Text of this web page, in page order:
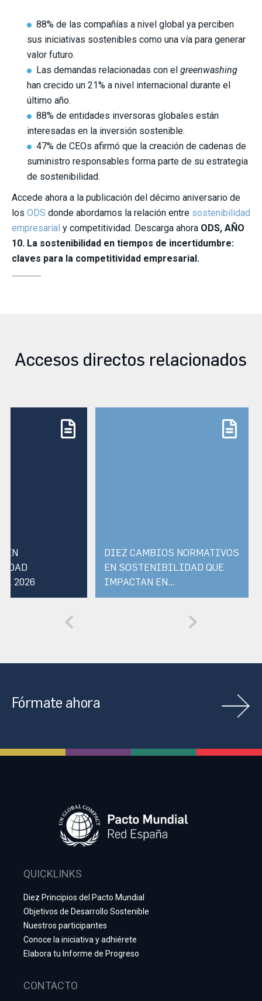
88% de las compañías a nivel global ya perciben
sus iniciativas sostenibles como una vía para generar
valor futuro.
Las demandas relacionadas con el greenwashing
han crecido un 21% a nivel internacional durante el
último año.
88% de entidades inversoras globales están
interesadas en la inversión sostenible.
47% de CEOs afirmó que la creación de cadenas de
suministro responsables forma parte de su estrategia
de sostenibilidad.
Accede ahora a la publicación del décimo aniversario de
los ODS donde abordamos la relación entre sostenibilidad
empresarial y competitividad. Descarga ahora ODS, AÑO
10. La sostenibilidad en tiempos de incertidumbre:
claves para la competitividad empresarial.
Accesos directos relacionados
EN
2026
DIEZ CAMBIOS NORMATIVOS
EN SOSTENIBILIDAD QUE
IMPACTAN EN...
Fórmate ahora
QUICKLINKS
Diez Principios del Pacto Mundial
Objetivos de Desarrollo Sostenible
Nuestros participantes
Conoce la iniciativa y adhiérete
Elabora tu Informe de Progreso
CONTACTO